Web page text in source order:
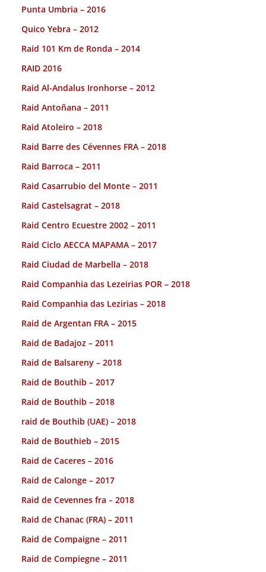
Punta Umbria – 2016
Quico Yebra – 2012
Raid 101 Km de Ronda – 2014
RAID 2016
Raid Al-Andalus Ironhorse – 2012
Raid Antoñana – 2011
Raid Atoleiro – 2018
Raid Barre des Cévennes FRA – 2018
Raid Barroca – 2011
Raid Casarrubio del Monte – 2011
Raid Castelsagrat – 2018
Raid Centro Ecuestre 2002 – 2011
Raid Ciclo AECCA MAPAMA – 2017
Raid Ciudad de Marbella – 2018
Raid Companhia das Lezeirias POR – 2018
Raid Companhia das Lezirias – 2018
Raid de Argentan FRA – 2015
Raid de Badajoz – 2011
Raid de Balsareny – 2018
Raid de Bouthib – 2017
Raid de Bouthib – 2018
raid de Bouthib (UAE) – 2018
Raid de Bouthieb – 2015
Raid de Caceres – 2016
Raid de Calonge – 2017
Raid de Cevennes fra – 2018
Raid de Chanac (FRA) – 2011
Raid de Compaigne – 2011
Raid de Compiegne – 2011